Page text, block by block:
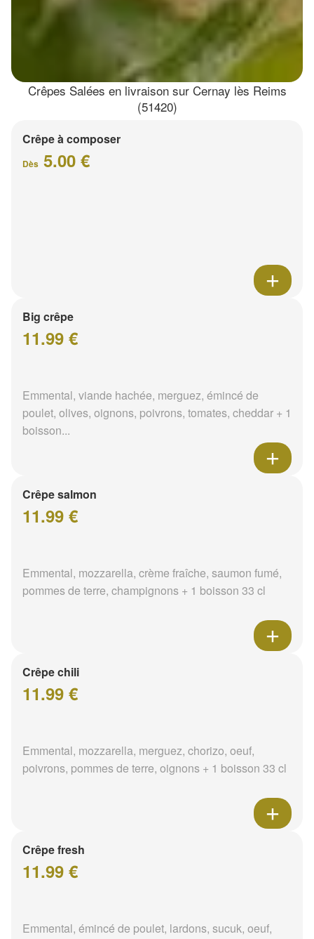
Crêpes Salées en livraison sur Cernay lès Reims
(51420)
Crêpe à composer
Dès 5.00 €
Big crêpe
11.99 €
Emmental, viande hachée, merguez, émincé de
poulet, olives, oignons, poivrons, tomates, cheddar + 1
boisson...
Crêpe salmon
11.99 €
Emmental, mozzarella, crème fraîche, saumon fumé,
pommes de terre, champignons + 1 boisson 33 cl
Crêpe chili
11.99 €
Emmental, mozzarella, merguez, chorizo, oeuf,
poivrons, pommes de terre, oignons + 1 boisson 33 cl
Crêpe fresh
11.99 €
Emmental, émincé de poulet, lardons, sucuk, oeuf,